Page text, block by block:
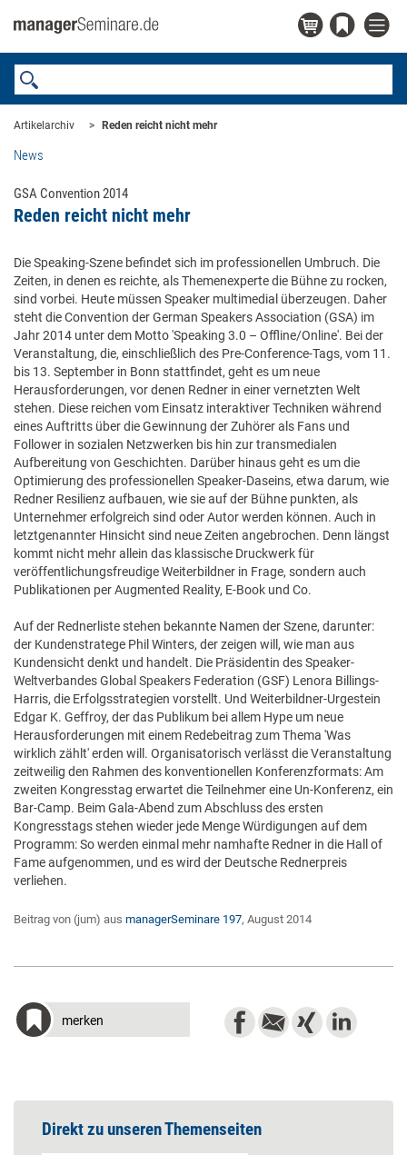
Artikelarchiv Reden reicht nicht mehr
News
GSA Convention 2014
Reden reicht nicht mehr
Die Speaking-Szene befindet sich im professionellen Umbruch. Die
Zeiten, in denen es reichte, als Themenexperte die Bühne zu rocken,
sind vorbei. Heute müssen Speaker multimedial überzeugen. Daher
steht die Convention der German Speakers Association (GSA) im
Jahr 2014 unter dem Motto 'Speaking 3.0 – Offline/Online'. Bei der
Veranstaltung, die, einschließlich des Pre-Conference-Tags, vom 11.
bis 13. September in Bonn stattfindet, geht es um neue
Herausforderungen, vor denen Redner in einer vernetzten Welt
stehen. Diese reichen vom Einsatz interaktiver Techniken während
eines Auftritts über die Gewinnung der Zuhörer als Fans und
Follower in sozialen Netzwerken bis hin zur transmedialen
Aufbereitung von Geschichten. Darüber hinaus geht es um die
Optimierung des professionellen Speaker-Daseins, etwa darum, wie
Redner Resilienz aufbauen, wie sie auf der Bühne punkten, als
Unternehmer erfolgreich sind oder Autor werden können. Auch in
letztgenannter Hinsicht sind neue Zeiten angebrochen. Denn längst
kommt nicht mehr allein das klassische Druckwerk für
veröffentlichungsfreudige Weiterbildner in Frage, sondern auch
Publikationen per Augmented Reality, E-Book und Co.
Auf der Rednerliste stehen bekannte Namen der Szene, darunter:
der Kundenstratege Phil Winters, der zeigen will, wie man aus
Kundensicht denkt und handelt. Die Präsidentin des Speaker-
Weltverbandes Global Speakers Federation (GSF) Lenora Billings-
Harris, die Erfolgsstrategien vorstellt. Und Weiterbildner-Urgestein
Edgar K. Geffroy, der das Publikum bei allem Hype um neue
Herausforderungen mit einem Redebeitrag zum Thema 'Was
wirklich zählt' erden will. Organisatorisch verlässt die Veranstaltung
zeitweilig den Rahmen des konventionellen Konferenzformats: Am
zweiten Kongresstag erwartet die Teilnehmer eine Un-Konferenz, ein
Bar-Camp. Beim Gala-Abend zum Abschluss des ersten
Kongresstags stehen wieder jede Menge Würdigungen auf dem
Programm: So werden einmal mehr namhafte Redner in die Hall of
Fame aufgenommen, und es wird der Deutsche Rednerpreis
verliehen.
Beitrag von (jum) aus managerSeminare 197, August 2014
merken
Direkt zu unseren Themenseiten